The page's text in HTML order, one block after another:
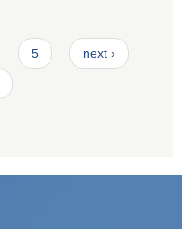
5 next ›